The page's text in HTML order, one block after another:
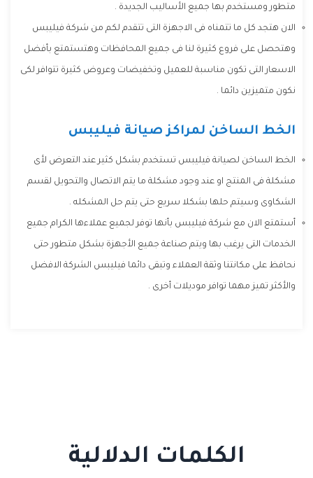
متطور ومستخدم بها جميع الأساليب الجديدة .
الان هتجد كل ما تتمناه فى الاجهزة التى تتقدم لكم من شركة فيليبس
وهتحصل على فروع كثيرة لنا فى جميع المحافظات وهتستمتع بأفضل
الاسعار التى تكون مناسبة للعميل وتخفيضات وعروض كثيرة تتوافر لكى
نكون متميزين دائما .
الخط الساخن لمراكز صيانة فيليبس
الخط الساخن لصيانة فيليبس تستخدم بشكل كثير عند التعرض لأى
مشكلة فى المنتج او عند وجود مشكلة ما يتم الاتصال والتحويل لقسم
الشكاوى وسيتم حلها بشكلا سريع حتى يتم حل المشكله .
أستمتع الان مع شركة فيليبس بأنها توفر لجميع عملاءها الكرام جميع
الخدمات التى يرغب بها ويتم صناعة جميع الأجهزة بشكل متطور حتى
نحافظ على مكانتنا وثقة العملاء وتبقى دائما فيليبس الشركة الافضل
والأكثر تميز مهما توافر موديلات أخرى .
الكلمات الدلالية